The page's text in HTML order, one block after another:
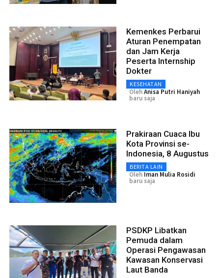
Kemenkes Perbarui
Aturan Penempatan
dan Jam Kerja
Peserta Internship
Dokter
KESEHATAN
OlehAnisa Putri Haniyah
baru saja
Prakiraan Cuaca Ibu
Kota Provinsi se-
Indonesia, 8 Augustus
BERITA LAIN
Oleh Iman Mulia Rosidi
baru saja
PSDKP Libatkan
Pemuda dalam
Operasi Pengawasan
Kawasan Konservasi
Laut Banda